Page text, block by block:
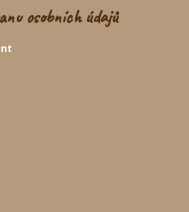
osobních údajů